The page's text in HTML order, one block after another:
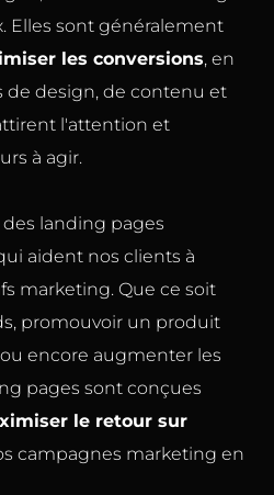
Elles sont généralement
les conversions, en
de design, de contenu et
l'attention et
à agir.
landing pages
aident nos clients à
marketing. Que ce soit
promouvoir un produit
encore augmenter les
pages sont conçues
le retour sur
campagnes marketing en